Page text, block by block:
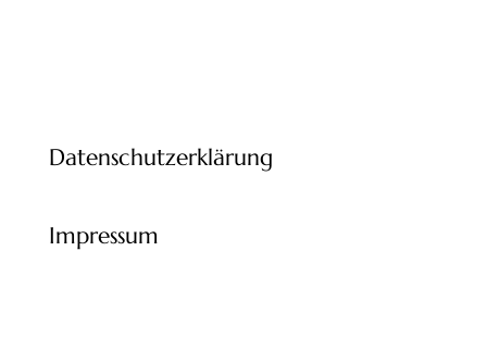
Datenschutzerklärung
Impressum